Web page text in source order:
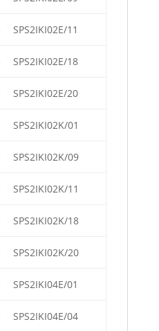
SPS2IKI02E/11
SPS2IKI02E/18
SPS2IKI02E/20
SPS2IKI02K/01
SPS2IKI02K/09
SPS2IKI02K/11
SPS2IKI02K/18
SPS2IKI02K/20
SPS2IKI04E/01
SPS2IKI04E/04